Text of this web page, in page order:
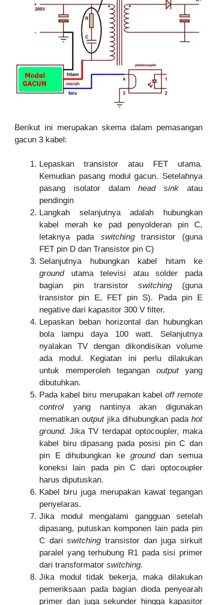
Berikut ini merupakan skema dalam pemasangan
gacun 3 kabel:
Lepaskan transistor atau FET utama.
Kemudian pasang modul gacun. Setelahnya
pasang isolator dalamhead sink atau
pendingin
Langkah selanjutnya adalah hubungkan
kabel merah ke pad penyolderan pin C,
letaknya pada switchingtransistor (guna
FET pin D dan Transistor pin C)
Selanjutnya hubungkan kabel hitam ke
groundutama televisi atau solder pada
bagian pin transistorswitching(guna
transistor pin E, FET pin S). Pada pin E
negative dari kapasitor 300 V filter.
Lepaskan beban horizontal dan hubungkan
bola lampu daya 100 watt. Selanjutnya
nyalakan TV dengan dikondisikan volume
ada modul. Kegiatan ini perlu dilakukan
untuk memperoleh tegangan outputyang
dibutuhkan.
Pada kabel biru merupakan kabel off remote
control yang nantinya akan digunakan
mematikan outputjika dihubungkan pada hot
ground. Jika TV terdapat optocoupler, maka
kabel biru dipasang pada posisi pin C dan
pin E dihubungkan ke grounddan semua
koneksi lain pada pin C dari optocoupler
harus diputuskan.
Kabel biru juga merupakan kawat tegangan
penyelaras.
Jika modul mengalami gangguan setelah
dipasang, putuskan komponen lain pada pin
C dariswitchingtransistor dan juga sirkuit
paralel yang terhubung R1 pada sisi primer
dari transformator switching.
Jika modul tidak bekerja, maka dilakukan
pemeriksaan pada bagian dioda penyearah
primer dan juga sekunder hingga kapasitor